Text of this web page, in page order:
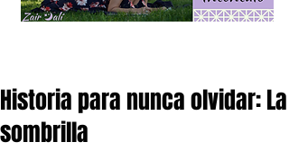
Historia para nunca olvidar: La
sombrilla